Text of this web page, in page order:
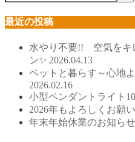
最近の投稿
水やり不要!! 空気をキ
ン✨ 2026.04.13
ペットと暮らす～心地
2026.02.16
小型ペンダントライト
2026年もよろしくお願
年末年始休業のお知らせ